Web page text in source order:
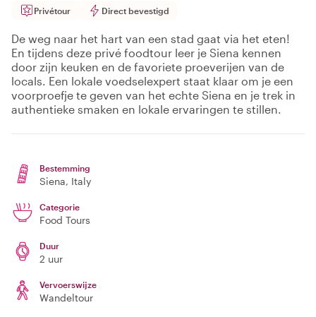
Privétour Direct bevestigd
De weg naar het hart van een stad gaat via het eten!
En tijdens deze privé foodtour leer je Siena kennen
door zijn keuken en de favoriete proeverijen van de
locals. Een lokale voedselexpert staat klaar om je een
voorproefje te geven van het echte Siena en je trek in
authentieke smaken en lokale ervaringen te stillen.
Bestemming
Siena, Italy
Categorie
Food Tours
Duur
2 uur
Vervoerswijze
Wandeltour